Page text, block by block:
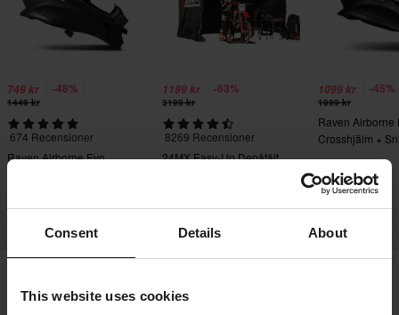
Consent Details About
This website uses cookies
749 kr -48%
1449 kr
674 Recensioner
Raven Airborne Evo
1199 kr -63%
3199 kr
8269 Recensioner
24MX Easy-Up Depåtält
1099 kr -45%
1999 kr
Raven Airborne
Crosshjälm +
Frakt & Leverans